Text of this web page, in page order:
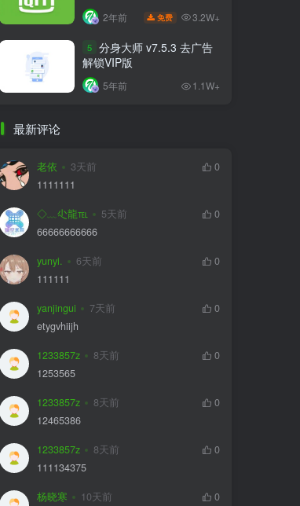
比VIP更VIP
2年前 免费 3.2W+
5 分身大师 v7.5.3 去广告
解锁VIP版
5年前 1.1W+
最新评论
老依 3天前
0
1111111
◇﹏尐龍℡ 5天前
0
66666666666
yunyi. 6天前
0
111111
yanjingui 7天前
0
etygvhiijh
1233857z 8天前
0
1253565
1233857z 8天前
0
12465386
1233857z 8天前
0
111134375
杨晓寒 10天前
0